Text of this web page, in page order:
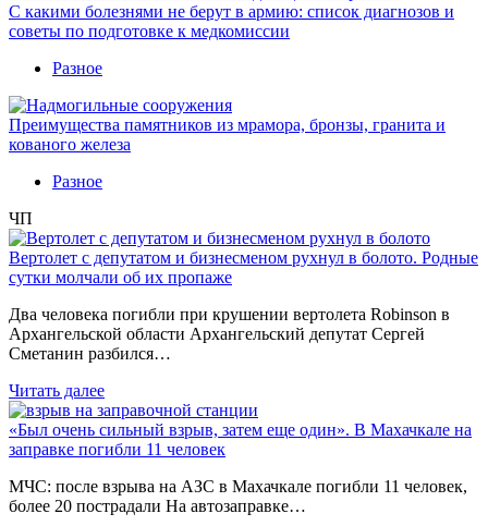
С какими болезнями не берут в армию: список диагнозов и
советы по подготовке к медкомиссии
Разное
Преимущества памятников из мрамора, бронзы, гранита и
кованого железа
Разное
ЧП
Вертолет с депутатом и бизнесменом рухнул в болото. Родные
сутки молчали об их пропаже
Два человека погибли при крушении вертолета Robinson в
Архангельской области Архангельский депутат Сергей
Сметанин разбился…
Читать далее
«Был очень сильный взрыв, затем еще один». В Махачкале на
заправке погибли 11 человек
МЧС: после взрыва на АЗС в Махачкале погибли 11 человек,
более 20 пострадали На автозаправке…